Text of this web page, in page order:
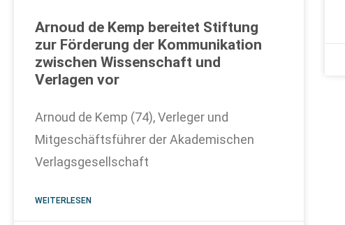
Arnoud de Kemp bereitet Stiftung
zur Förderung der Kommunikation
zwischen Wissenschaft und
Verlagen vor
Arnoud de Kemp (74), Verleger und
Mitgeschäftsführer der Akademischen
Verlagsgesellschaft
WEITERLESEN